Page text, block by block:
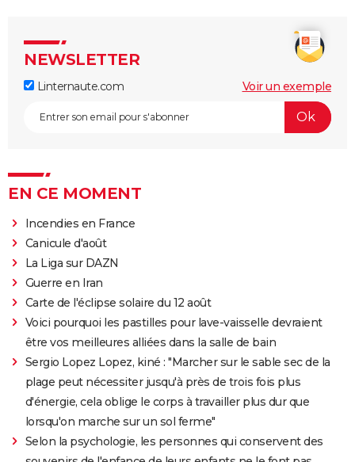
NEWSLETTER
Linternaute.com Voir un exemple
EN CE MOMENT
Incendies en France
Canicule d'août
La Liga sur DAZN
Guerre en Iran
Carte de l'éclipse solaire du 12 août
Voici pourquoi les pastilles pour lave-vaisselle devraient
être vos meilleures alliées dans la salle de bain
Sergio Lopez Lopez, kiné : "Marcher sur le sable sec de la
plage peut nécessiter jusqu'à près de trois fois plus
d'énergie, cela oblige le corps à travailler plus dur que
lorsqu'on marche sur un sol ferme"
Selon la psychologie, les personnes qui conservent des